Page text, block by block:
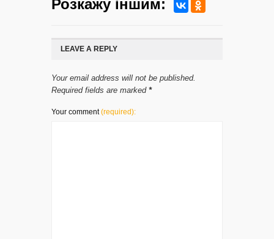
Розкажу iншим:
LEAVE A REPLY
Your email address will not be published.
Required fields are marked *
Your comment(required):